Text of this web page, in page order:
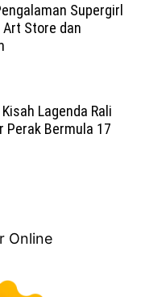
Supergirl
Store dan
Lagenda Rali
Perak Bermula 17
Online